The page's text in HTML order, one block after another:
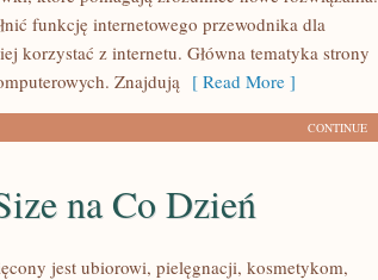
funkcję internetowego przewodnika dla
korzystać z internetu. Główna tematyka strony
Znajdują [ Read More ]
CONTINUE
na Co Dzień
jest ubiorowi, pielęgnacji, kosmetykom,